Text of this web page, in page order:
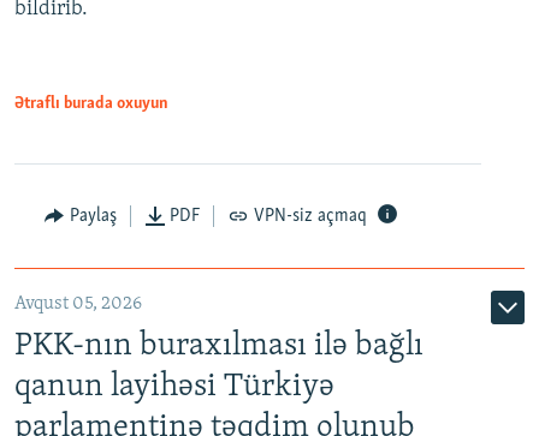
bildirib.
Ətraflı burada oxuyun
Paylaş PDF VPN-siz açmaq
Avqust 05, 2026
PKK-nın buraxılması ilə bağlı
qanun layihəsi Türkiyə
parlamentinə təqdim olunub